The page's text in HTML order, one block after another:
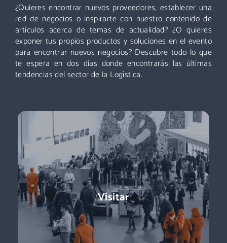
¿Quieres encontrar nuevos proveedores, establecer una
red de negocios o inspirarte con nuestro contenido de
artículos acerca de temas de actualidad? ¿O quieres
exponer tus propios productos y soluciones en el evento
para encontrar nuevos negocios? Descubre todo lo que
te espera en dos días donde encontrarás las últimas
tendencias del sector de la Logística.
Visitar
Un evento que no puedes perderte: miles de profesionales
acuden cada año a Logistics & Automation, no te quedes
fuera. ¡Conoce nuevos proveedores, descubre todas las áreas
y asiste a las mejores conferencias!
Descubre más
Exponer
Logistics & Automation es la feria líder en España, el evento
referente para conocer a los decisores de compras:
directores de logística, directores de compras, responsables
de e-commerce … + de 11.000 profesionales para impulsar tu